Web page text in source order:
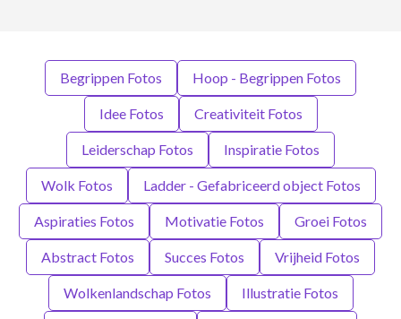
Begrippen Fotos Hoop - Begrippen Fotos
Idee Fotos Creativiteit Fotos
Leiderschap Fotos Inspiratie Fotos
Wolk Fotos Ladder - Gefabriceerd object Fotos
Aspiraties Fotos Motivatie Fotos Groei Fotos
Abstract Fotos Succes Fotos Vrijheid Fotos
Wolkenlandschap Fotos Illustratie Fotos